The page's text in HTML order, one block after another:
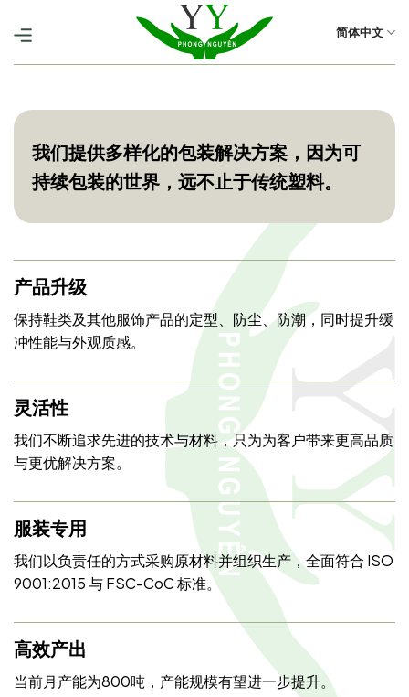
简体中文
我们提供多样化的包装解决方案，因为可
持续包装的世界，远不止于传统塑料。
产品升级
保持鞋类及其他服饰产品的定型、防尘、防潮，同时提升缓
冲性能与外观质感。
灵活性
我们不断追求先进的技术与材料，只为为客户带来更高品质
与更优解决方案。
服装专用
我们以负责任的方式采购原材料并组织生产，全面符合 ISO
9001:2015 与 FSC-CoC 标准。
高效产出
当前月产能为800吨，产能规模有望进一步提升。